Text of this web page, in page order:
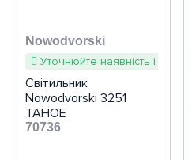
Nowodvorski
Уточнюйте наявність і терміни
Світильник
Nowodvorski 3251
TAHOE
70736